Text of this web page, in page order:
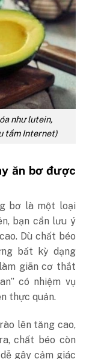
như lutein,
tầm Internet)
ăn bơ được
bơ là một loại
bạn cần lưu ý
Dù chất béo
bất kỳ dạng
giãn cơ thắt
có nhiệm vụ
thực quản.
lên tăng cao,
chất béo còn
gây cảm giác